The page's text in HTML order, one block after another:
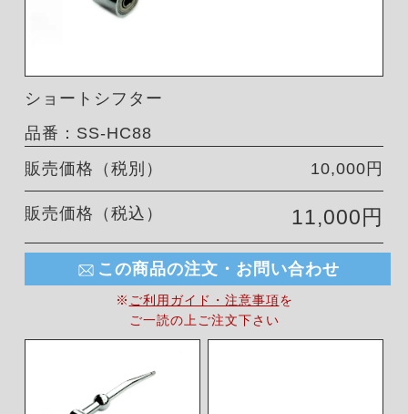
ショートシフター
品番：SS-HC88
販売価格（税別）
10,000円
販売価格（税込） 11,000円
この商品の注文・お問い合わせ
※ ご利用ガイド・注意事項を
ご一読の上ご注文下さい